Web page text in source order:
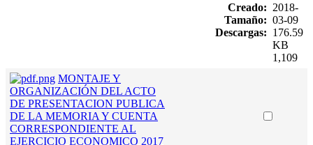
Creado:
Tamaño:
Descargas:
2018-
03-09
176.59
KB
1,109
MONTAJE Y
ORGANIZACIÓN DEL ACTO
DE PRESENTACION PUBLICA
DE LA MEMORIA Y CUENTA
CORRESPONDIENTE AL
EJERCICIO ECONOMICO 2017